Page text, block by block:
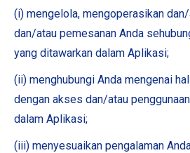
(i) mengelola, mengoperasikan
dan/atau pemesanan Anda
yang ditawarkan dalam Aplikasi;
(ii) menghubungi Anda mengenai
dengan akses dan/atau
dalam Aplikasi;
(iii) menyesuaikan pengalaman